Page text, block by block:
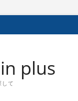
plus
て